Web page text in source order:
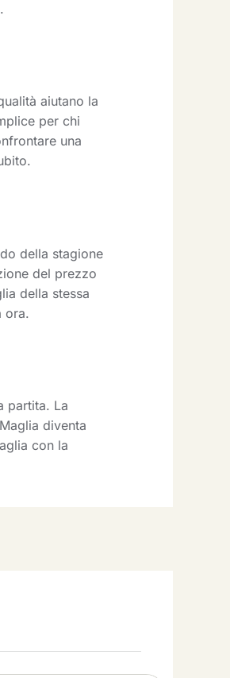
aiutano la
per chi
una
della stagione
del prezzo
della stessa
ora.
partita. La
diventa
con la